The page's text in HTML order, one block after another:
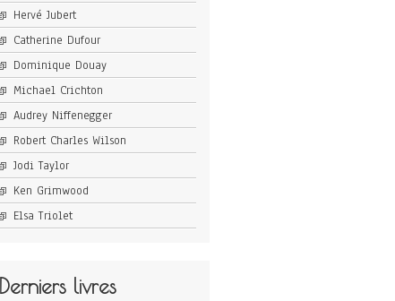
Hervé Jubert
Catherine Dufour
Dominique Douay
Michael Crichton
Audrey Niffenegger
Robert Charles Wilson
Jodi Taylor
Ken Grimwood
Elsa Triolet
Derniers livres